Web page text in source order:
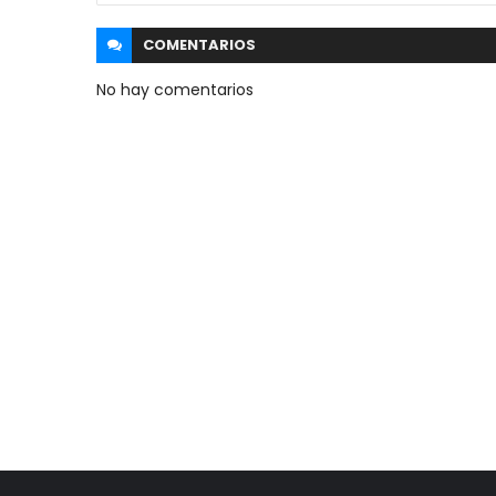
COMENTARIOS
No hay comentarios